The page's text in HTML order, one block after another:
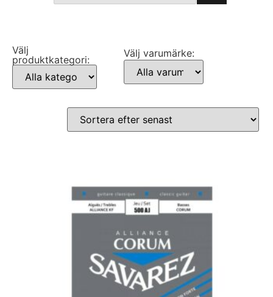
Välj
produktkategori:
Välj varumärke: